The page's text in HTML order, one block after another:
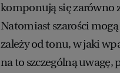
komponują się zarówno
Natomiast szarości
zależy od tonu, w jaki
na to szczególną